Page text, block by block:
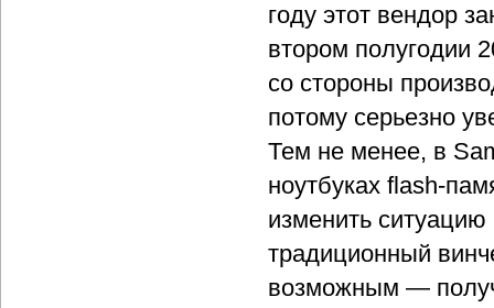
году этот вендор
втором полугодии
со стороны
потому серьезно
Тем не менее, в
ноутбуках flash-
изменить
традиционный
возможным —